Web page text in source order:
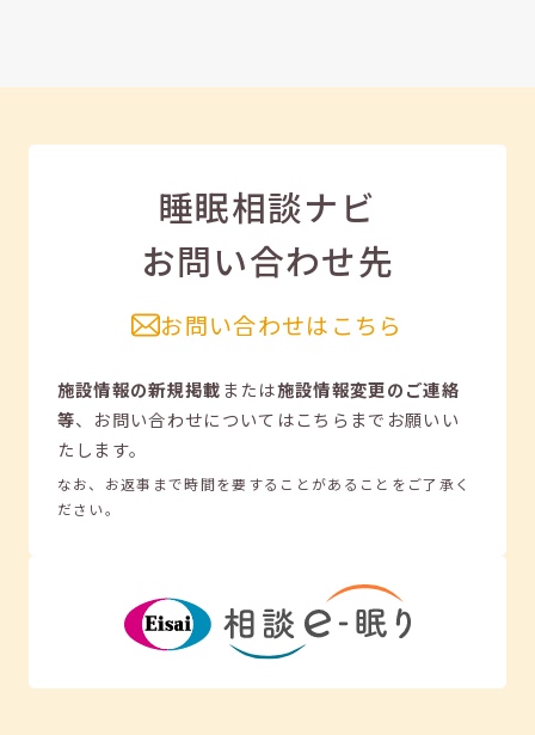
睡眠相談ナビ
お問い合わせ先
お問い合わせはこちら
施設情報の新規掲載または施設情報変更のご連絡
等、 お問い合わせについてはこちらまでお願いい
たします。
なお、お返事まで時間を要することがあることをご了承く
ださい。